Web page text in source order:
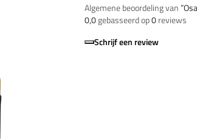
Algemene beoordeling van
0,0gebasseerd op0reviews
Schrijf een review